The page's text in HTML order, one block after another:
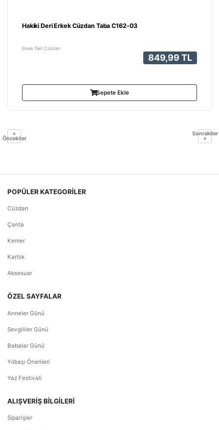
Hakiki Deri Erkek Cüzdan Taba C162-03
Erkek Deri Cüzdan
849,99 TL
Sepete Ekle
«
Öncekiler
Sonrakiler
»
POPÜLER KATEGORİLER
Cüzdan
Çanta
Kemer
Kartlık
Aksesuar
ÖZEL SAYFALAR
Anneler Günü
Sevgililer Günü
Babalar Günü
Yılbaşı Önerileri
Yaz Festivali
ALIŞVERİŞ BİLGİLERİ
Siparişler